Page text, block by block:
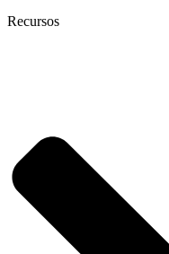
Recursos